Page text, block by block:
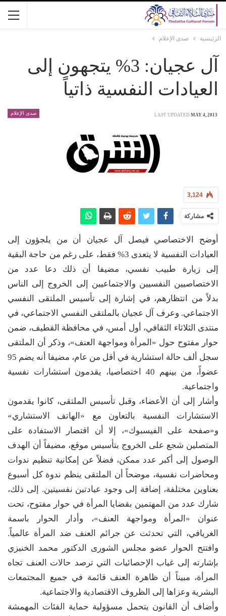
الرئيسية صدى الإعلام
آل عجيان: 3% يتجهون إلى
العيادات النفسية ذاتياً
صدى الإعلام LAST UPDATED MAY 4, 2013
3,124
مشاركة
أوضح الاختصاصي فيصل آل عجيان أن من يلجؤون إلى
العيادات النفسية لا يتعدى 3% فقط، على رغم من حاجة البقية
إلى زيارة طبيب نفسي، مضيفا أن ذلك دعا عدد من
الاختصاصيين النفسيين والاجتماعيين إلى الخروج إلى الناس
بدلاً من انتظارهم، في إشارة إلى تأسيس الملتقى النفسي
الاجتماعي. وعرف آل عجيان بالملتقى النفسي الاجتماعي، في
منتدى الثلاثاء الثقافي، أول أمس، في محافظة القطيف، ضمن
حوار مفتوح حول «المرأة ومواجهة العنف»، وذكر أن الملتقى
سجل ألف حالة استشارية في أقل من عام، مضيفا أنه يضم 95
عضواً، من بينهم 40 اختصاصيا، يقدمون استشارات نفسية
واجتماعية.
وأشار إلى أن الأعضاء، وقبل تأسيس الملتقى، كانوا يقدمون
الاستشارات النفسية بالتعاون مع «الهاتف الاستشاري»
و«صفحة على الفيسبوك»، إلا أن اقتصار الاستفادة على
المتصلين شجع على الخروج بتأسيس موقع، مضيفاً أن الهدف
الوصول إلى أكبر عدد ممكن، فضلاً عن إمكانية تنظيم ندوات
ومحاضرات نفسية، موضحاً أن الملتقى ينظم ندوة كل أسبوع
بعناوين مختلفة، إضافة إلى وجود عيادتين نفسيتين. إلى ذلك،
شارك عدد من المهتمين بقضايا المرأة في حوار مفتوح، تحت
عنوان «المرأة ومواجهة العنف»، وأدار الحوار باسمة
الغريافي، التي تحدثت عن جرائم العنف ضد المرأة عالمياً.
وافتتح الحوار عضو مجلس الشورى الدكتور محمد الخنيزي
بإشارته إلى غياب الإحصائيات التي ترصد حالات العنف تجاه
المرأة، مبيناً أن ظاهرة العنف قائمة في جميع المجتمعات
البشرية وعزاها إلى الظروف الاقتصادية والاجتماعية.
وأضاف أن القانون يتحمل مسؤولية حماية الفئات المهمشة